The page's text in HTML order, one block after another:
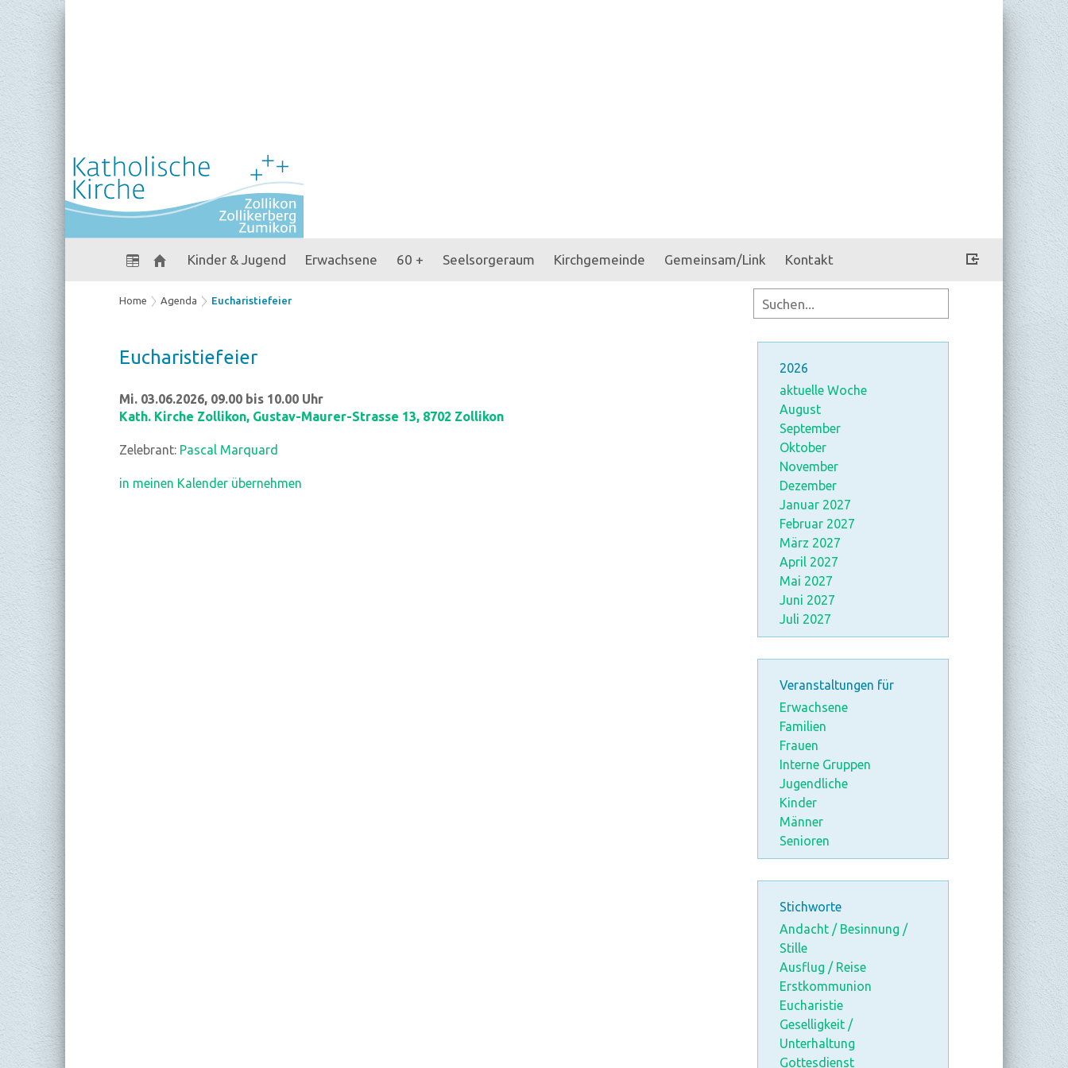
Kinder & Jugend Erwachsene 60 + Seelsorgeraum Kirchgemeinde Gemeinsam/Link Kontakt
Home Agenda Eucharistiefeier
2026
aktuelle Woche
August
September
Oktober
November
Dezember
Januar 2027
Februar 2027
März 2027
April 2027
Mai 2027
Juni 2027
Juli 2027
Veranstaltungen für
Erwachsene
Familien
Frauen
Interne Gruppen
Jugendliche
Kinder
Männer
Senioren
Stichworte
Andacht / Besinnung /
Stille
Ausflug / Reise
Erstkommunion
Eucharistie
Geselligkeit /
Unterhaltung
Gottesdienst
Eu­cha­ris­tie­fei­er
Mi. 03.06.2026, 09.00 bis 10.00 Uhr
Kath. Kirche Zollikon, Gustav-Maurer-Strasse 13, 8702 Zollikon
Zelebrant: Pascal Marquard
in meinen Kalender übernehmen